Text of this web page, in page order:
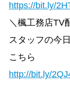
https://bit.ly/
＼楓工務店TV
スタッフの今
こちら
http://bit.ly/